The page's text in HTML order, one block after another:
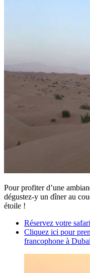
Pour profiter d’une
dégustez-y un dîner au
étoile !
Réservez votre
Cliquez ici pour
francophone à